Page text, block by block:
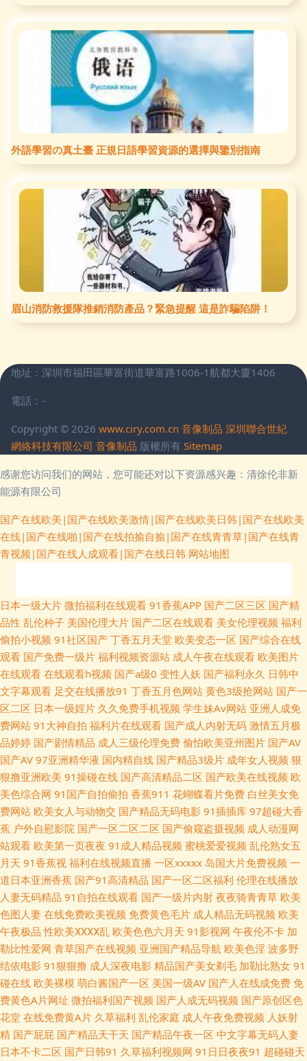
外語學習の真土臺 正規日語學習資源的選擇與鑒別指南
眉山消防救援隊推銷消防產品？緊急提醒 這是詐騙陷阱！
地址：深圳市福田區華富街道華富路1006-1航都大廈1406
電話：-
Copyright © 2026 www.ciry.com.cn 音像制品 深圳聯合世紀
網絡科技有限公司 音像制品 版權所有 Sitemap
感谢您访问我们的网站，您可能还对以下资源感兴趣：清徐伦非新
能源有限公司
国产在线欧美|国产在线欧美激情|国产在线欧美日韩|国产在线欧美
在线|国产在线啪|国产在线拍揄自揄|国产在线青青草|国产在线青
青视频|国产在线人成观看|国产在线日韩 网站地图
福利姬网站在线观看 香蕉怡人Av网 一级欧美 午夜色网站 欧美性爱亚洲 激情
图区亚洲欧美日韩 韩日无码av 丁香婷婷综合激情 AV无玛黑色丝袜福利 99热
这里有精品 91在线porn 欧美性爱影音先锋 精品久久区 中文精品产品网 麻豆
成人综合 av日韩高清在线 91超碰综合 超碰aV在线观看 精品成人中出国产
91社区成人在线 九1免费版网页 日韩成人人妖在线 日本黄色片子 日韩综合
在线精品 俺来也去婷婷听听 内射美女UL 国产久伦精品午夜 国产福利tv 久久
99精品久久三级 乱轮天黄 国产三级一区二区 女人资源网影音先锋 国模福利
91 天堂淫网 欧美一区二区操逼 欧美AⅤ17 91国产乱子伦 九一社区在线观看
日韩国产综合系列 麻豆金品剧场 久草福利 浮力影院久久 肏屄色网 91艳情
91麻豆精品国产 91大神小青蛙搭讪视频 伊人大香蕉娱乐 影音先锋日韩资源
日日摸夜夜爽 日韩精品18页 玖玖热资源 久久乳97 国模吧20p 草莓视频一二
三 超碰97欧美 91社抖音在线 91色免费在线观看 91大神福利 性交生活片 亚
洲色无码中文 四虎国产精品色色av 91茄子网站 国产毛片不卡 久久成人资源
网 国产精品49 成人伊人9 91无码精品入口竹菊 97超碰网 91社区免费 91豆
日本一级大片 微拍福利在线观看 91香蕉APP 国产二区三区 国产精
品性 乱伦种子 美国伦理大片 国产二区在线观看 美女伦理视频 福利
偷拍小视频 91社区国产 丁香五月天堂 欧美变态一区 国产综合在线
观看 国产免费一级片 福利视频资源站 成人午夜在线观看 欧美图片
在线观看 在线观看h视频 国产a级0 变性人妖 国产福利永久 日韩中
文字幕观看 足交在线播放91 丁香五月色网站 黄色3级抢网站 国产一
区二区 日本一级婬片 久久免费手机视频 学生妹Av网站 亚洲人成免
费网站 91大神自拍 福利片在线观看 国产成人内射无码 激情五月极
品婷婷 国产剧情精品 成人三级伦理免费 偷怕欧美亚州图片 国产AV
国产AV 97亚洲精华液 国内精自线 国产精品3级片 成年女人视频 狠
狠撸亚洲欧美 91操碰在线 国产高清精品二区 国产欧美在线视频 欧
美色综合网 91国产自拍偷拍 香蕉911 花蝴蝶看片免费 白丝美女免
费网站 欧美女人与动物交 国产精品无码电影 91插插库 97超碰大香
蕉 户外自慰影院 国产一区二区二区 国产偷窥盗摄视频 成人动漫网
站观看 欧美第一页夜夜 91成人精品视频 蜜桃爱爱视频 乱伦熟女五
月天 91香蕉视 福利在线视频直播 一区xxxxx 岛国大片免费视频 一
道日本亚洲香蕉 国产91高清精品 国产一区二区福利 伦理在线播放
人妻无码精品 91自拍在线观看 国产一级片内射 夜夜骑青青草 欧美
色图人妻 在线免费欧美视频 免费黄色毛片 成人精品无码视频 欧美
午夜极品 性欧美ⅩⅩⅩⅩ乱 欧美色色六月天 91影视网 午夜伦不卡 加
勒比性爱网 青草国产在线视频 亚洲国产精品导航 欧美色淫 波多野
结依电影 91狠狠撸 成人深夜电影 精品国产美女剃毛 加勒比熟女 91
碰在线 欧美裸模 萌白酱国产一区 美国一级AV 国产人在线成免费 免
费黄色A片网址 微拍福利国产视频 国产人成无码视频 国产原创区色
花堂 在线免费黄A片 久草福利 乱伦家庭 成人午夜免费视频 人妖射
精 国产屁屁 国产精品天干天 国产精品午夜一区 中文字幕无码人妻
日本不卡二区 国产日韩91 久草福利视频网 91日日夜夜91 超碰碰天